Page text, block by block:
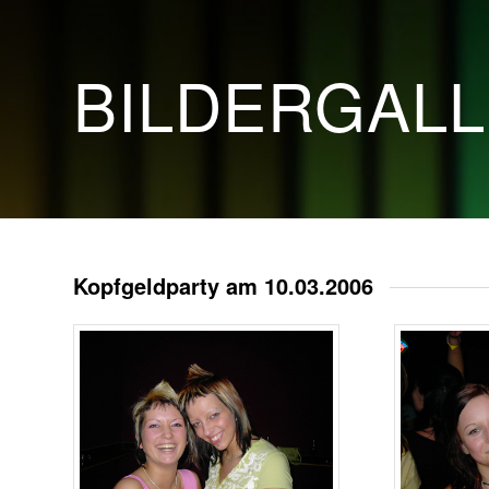
Kopfgeldparty am 10.03.2006